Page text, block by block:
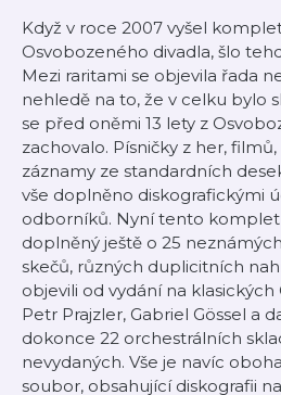
Když v roce 2007 vyšel
Osvobozeného divadla, šlo
Mezi raritami se objevila řada
nehledě na to, že v celku bylo
se před oněmi 13 lety z
zachovalo. Písničky z her,
záznamy ze standardních
vše doplněno diskografickými
odborníků. Nyní tento komplet
doplněný ještě o 25
skečů, různých duplicitních
objevili od vydání na klasických
Petr Prajzler, Gabriel Gössel a
dokonce 22 orchestrálních
nevydaných. Vše je navíc
soubor, obsahující diskografii